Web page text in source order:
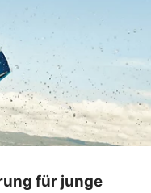
für junge